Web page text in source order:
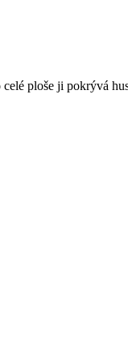
ploše ji pokrývá